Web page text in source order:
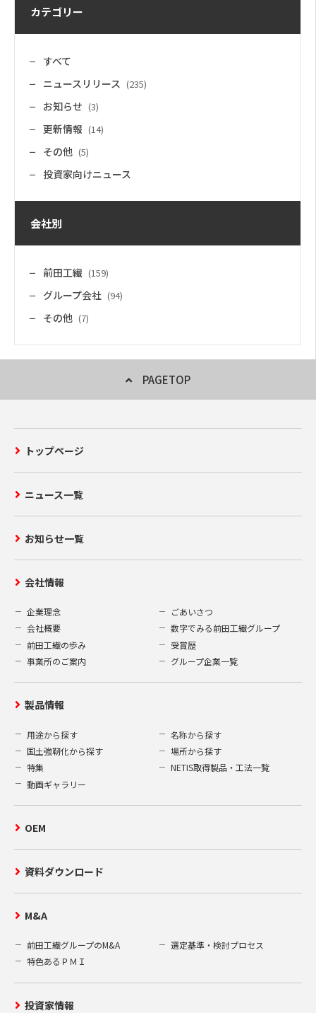
カテゴリー
すべて
ニュースリリース (235)
お知らせ (3)
更新情報 (14)
その他 (5)
投資家向けニュース
会社別
前田工繊 (159)
グループ会社 (94)
その他 (7)
PAGETOP
トップページ
ニュース一覧
お知らせ一覧
会社情報
企業理念
ごあいさつ
会社概要
数字でみる前田工繊グループ
前田工繊の歩み
受賞歴
事業所のご案内
グループ企業一覧
製品情報
用途から探す
名称から探す
国土強靭化から探す
場所から探す
特集
NETIS取得製品・工法一覧
動画ギャラリー
OEM
資料ダウンロード
M&A
前田工繊グループのM&A
選定基準・検討プロセス
特色あるＰＭＩ
投資家情報